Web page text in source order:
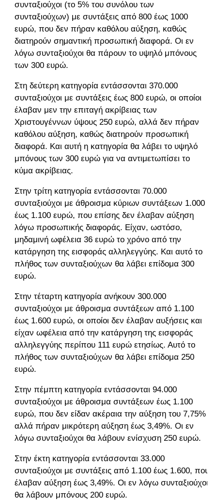
συνταξιούχοι (το 5% του συνόλου των
συνταξιούχων) με συντάξεις από 800 έως 1000
ευρώ, που δεν πήραν καθόλου αύξηση, καθώς
διατηρούν σημαντική προσωπική διαφορά. Οι εν
λόγω συνταξιούχοι θα πάρουν το υψηλό μπόνους
των 300 ευρώ.
Στη δεύτερη κατηγορία εντάσσονται 370.000
συνταξιούχοι με συντάξεις έως 800 ευρώ, οι οποίοι
έλαβαν μεν την επιταγή ακρίβειας των
Χριστουγέννων ύψους 250 ευρώ, αλλά δεν πήραν
καθόλου αύξηση, καθώς διατηρούν προσωπική
διαφορά. Και αυτή η κατηγορία θα λάβει το υψηλό
μπόνους των 300 ευρώ για να αντιμετωπίσει το
κύμα ακρίβειας.
Στην τρίτη κατηγορία εντάσσονται 70.000
συνταξιούχοι με άθροισμα κύριων συντάξεων 1.000
έως 1.100 ευρώ, που επίσης δεν έλαβαν αύξηση
λόγω προσωπικής διαφοράς. Είχαν, ωστόσο,
μηδαμινή ωφέλεια 36 ευρώ το χρόνο από την
κατάργηση της εισφοράς αλληλεγγύης. Και αυτό το
πλήθος των συνταξιούχων θα λάβει επίδομα 300
ευρώ.
Στην τέταρτη κατηγορία ανήκουν 300.000
συνταξιούχοι με άθροισμα συντάξεων από 1.100
έως 1.600 ευρώ, οι οποίοι δεν έλαβαν αυξήσεις και
είχαν ωφέλεια από την κατάργηση της εισφοράς
αλληλεγγύης περίπου 111 ευρώ ετησίως. Αυτό το
πλήθος των συνταξιούχων θα λάβει επίδομα 250
ευρώ.
Στην πέμπτη κατηγορία εντάσσονται 94.000
συνταξιούχοι με άθροισμα συντάξεων έως 1.100
ευρώ, που δεν είδαν ακέραια την αύξηση του 7,75%
αλλά πήραν μικρότερη αύξηση έως 3,49%. Οι εν
λόγω συνταξιούχοι θα λάβουν ενίσχυση 250 ευρώ.
Στην έκτη κατηγορία εντάσσονται 33.000
συνταξιούχοι με συντάξεις από 1.100 έως 1.600, που
έλαβαν αύξηση έως 3,49%. Οι εν λόγω συνταξιούχοι
θα λάβουν μπόνους 200 ευρώ.